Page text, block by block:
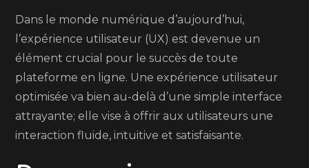
Dans le monde numérique d’aujourd’hui,
l’expérience utilisateur (UX) est devenue un
élément crucial pour le succès de toute
plateforme en ligne. Une expérience utilisateur
optimisée va bien au-delà d’une simple interface
attrayante; elle vise à offrir aux utilisateurs une
interaction fluide, intuitive et satisfaisante.